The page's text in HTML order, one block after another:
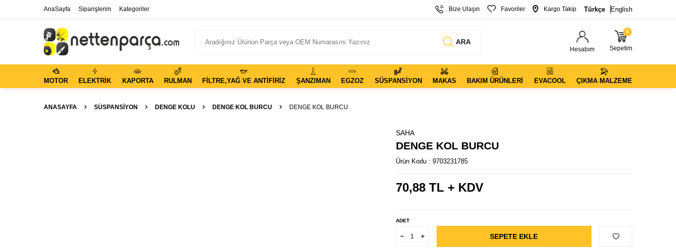
AnaSayfa Siparişlerim Kategoriler Bize Ulaşın Favoriler Kargo Takip Türkçe English
ARA
Hesabım
0
Sepetim
MOTOR ELEKTRIK KAPORTA RULMAN FILTRE,YAĞ VE ANTIFIRIZ ŞANZIMAN EGZOZ SÜSPANSIYON MAKAS BAKIM ÜRÜNLERI EVACOOL ÇIKMA MALZEME
ANASAYFA SÜSPANSIYON DENGE KOLU DENGE KOL BURCU DENGE KOL BURCU
SAHA
DENGE KOL BURCU
Ürün Kodu : 9703231785
70,88 TL + KDV
ADET
SEPETE EKLE